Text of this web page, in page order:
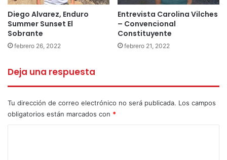
Diego Alvarez, Enduro
Summer Sunset El
Sobrante
febrero 26, 2022
Entrevista Carolina Vilches
– Convencional
Constituyente
febrero 21, 2022
Deja una respuesta
Tu dirección de correo electrónico no será publicada. Los campos
obligatorios están marcados con *